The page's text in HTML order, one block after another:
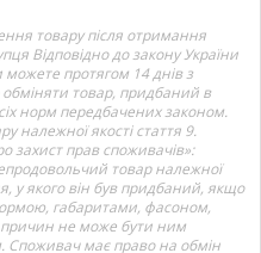
товару після отримання
Відповідно до закону України
можете протягом 14 днів з
товар, придбаний в
норм передбачених законом.
належної якості стаття 9.
захист прав споживачів»:
товар належної
у якого він був придбаний, якщо
габаритами, фасоном,
причин не може бути ним
Споживач має право на обмін